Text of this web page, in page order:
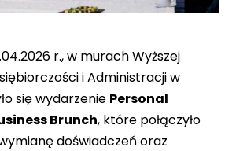
r., w murach Wyższej
i Administracji w
się wydarzenie Personal
Brunch, które połączyło
doświadczeń oraz